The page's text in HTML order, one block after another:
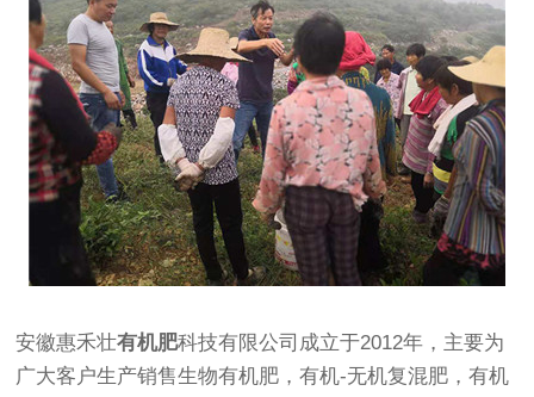
安徽惠禾壮有机肥科技有限公司成立于2012年，主要为
广大客户生产销售生物有机肥，有机-无机复混肥，有机